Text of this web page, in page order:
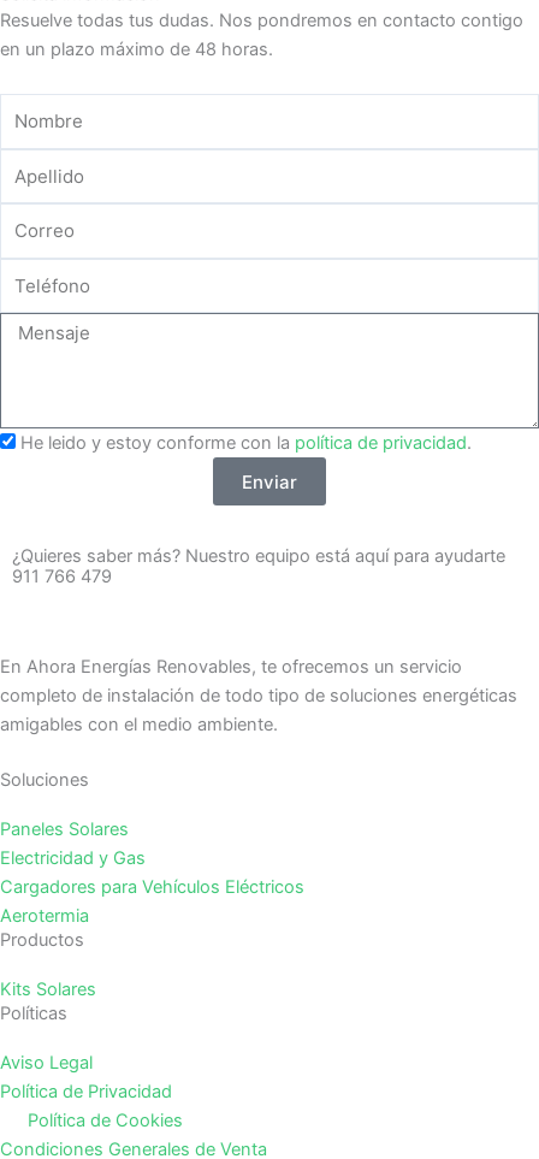
Resuelve todas tus dudas. Nos pondremos en contacto contigo
en un plazo máximo de 48 horas.
Name
Message
He leido y estoy conforme con la política de privacidad.
Enviar
¿Quieres saber más? Nuestro equipo está aquí para ayudarte
911 766 479
En Ahora Energías Renovables, te ofrecemos un servicio
completo de instalación de todo tipo de soluciones energéticas
amigables con el medio ambiente.
Soluciones
Paneles Solares
Electricidad y Gas
Cargadores para Vehículos Eléctricos
Aerotermia
Productos
Kits Solares
Políticas
Aviso Legal
Política de Privacidad
Política de Cookies
Condiciones Generales de Venta